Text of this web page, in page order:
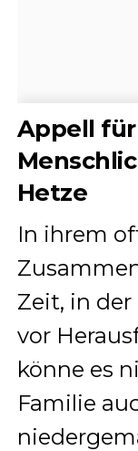
Appell
Hetze
In ihrem
Zeit, in
vor
könne es
Familie